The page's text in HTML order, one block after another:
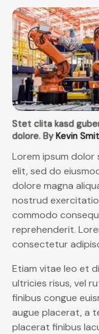
Stet clita kasd
dolore. ByKevin
Lorem ipsum
elit, sed do
dolore magna
nostrud
commodo
reprehenderit.
consectetur
Etiam vitae leo et
ultricies risus, vel
finibus congue
augue placerat, a
placerat finibus